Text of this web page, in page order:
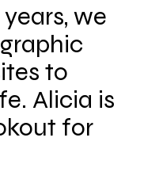
we
to
Alicia is
for